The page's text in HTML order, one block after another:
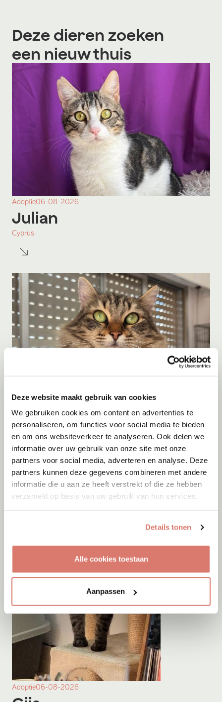
Deze website maakt gebruik van cookies
We gebruiken cookies om content en advertenties te
personaliseren, om functies voor social media te bieden
en om ons websiteverkeer te analyseren. Ook delen we
informatie over uw gebruik van onze site met onze
partners voor social media, adverteren en analyse. Deze
partners kunnen deze gegevens combineren met andere
informatie die u aan ze heeft verstrekt of die ze hebben
verzameld op basis van uw gebruik van hun services.
Details tonen
Alle cookies toestaan
Aanpassen
Deze dieren zoeken
een nieuw thuis
Adoptie06-08-2026
Julian
Cyprus
Adoptie06-08-2026
Jumby
Adoptie06-08-2026